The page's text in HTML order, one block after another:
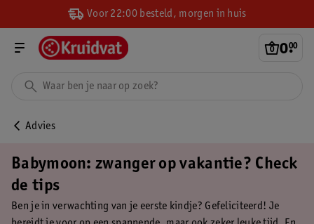
Voor 22:00 besteld, morgen in huis
0.
00
Advies
Babymoon: zwanger op vakantie? Check
de tips
Ben je in verwachting van je eerste kindje? Gefeliciteerd! Je